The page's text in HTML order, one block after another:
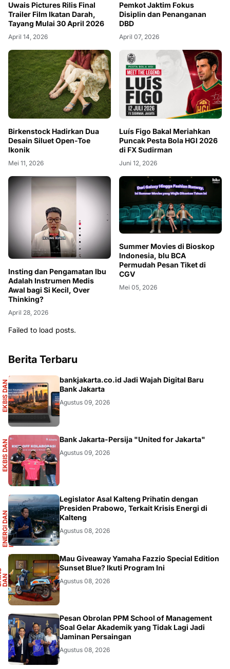
Uwais Pictures Rilis Final
Trailer Film Ikatan Darah,
Tayang Mulai 30 April 2026
April 14, 2026
Pemkot Jaktim Fokus
Disiplin dan Penanganan
DBD
April 07, 2026
Birkenstock Hadirkan Dua
Desain Siluet Open-Toe
Ikonik
Mei 11, 2026
Luís Figo Bakal Meriahkan
Puncak Pesta Bola HGI 2026
di FX Sudirman
Juni 12, 2026
Insting dan Pengamatan Ibu
Adalah Instrumen Medis
Awal bagi Si Kecil, Over
Thinking?
April 28, 2026
Summer Movies di Bioskop
Indonesia, blu BCA
Permudah Pesan Tiket di
CGV
Mei 05, 2026
Failed to load posts.
Berita Terbaru
E
K
B
I
S
D
A
N
I
N
F
O
G
R
A
F
IS
bankjakarta.co.id Jadi Wajah Digital Baru
Bank Jakarta
Agustus 09, 2026
E
K
B
I
S
D
A
N
I
N
F
O
G
R
A
F
IS Bank Jakarta-Persija "United for Jakarta"
Agustus 09, 2026
E
N
E
R
G
I
D
A
N
I
N
F
R
A
S
T
R
U
K
T
UR
Legislator Asal Kalteng Prihatin dengan
Presiden Prabowo, Terkait Krisis Energi di
Kalteng
Agustus 08, 2026
N
OF
Mau Giveaway Yamaha Fazzio Special Edition
Sunset Blue? Ikuti Program Ini
Agustus 08, 2026
DIKBUDRISTEK
Pesan Obrolan PPM School of Management
Soal Gelar Akademik yang Tidak Lagi Jadi
Jaminan Persaingan
Agustus 08, 2026